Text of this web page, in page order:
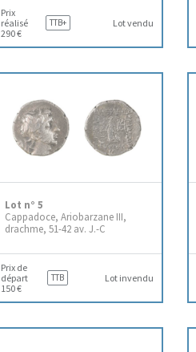
Prix
réalisé
290 €
TTB+ Lot vendu
Lot n° 5
Cappadoce, Ariobarzane III,
drachme, 51-42 av. J.-C
Prix de
départ
150 €
TTB Lot invendu